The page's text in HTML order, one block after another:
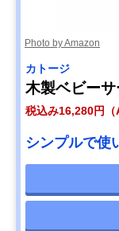
Photo by Amazon
カトージ
木製ベビー
税込み16,280円（
シンプルで使